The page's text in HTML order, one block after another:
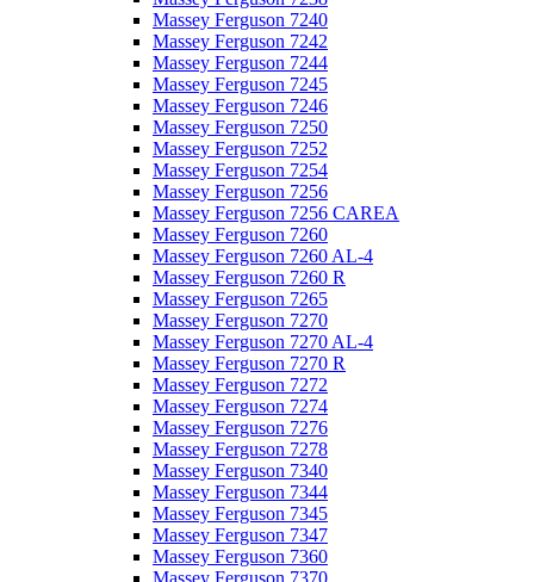
Massey Ferguson 7240
Massey Ferguson 7242
Massey Ferguson 7244
Massey Ferguson 7245
Massey Ferguson 7246
Massey Ferguson 7250
Massey Ferguson 7252
Massey Ferguson 7254
Massey Ferguson 7256
Massey Ferguson 7256 CAREA
Massey Ferguson 7260
Massey Ferguson 7260 AL-4
Massey Ferguson 7260 R
Massey Ferguson 7265
Massey Ferguson 7270
Massey Ferguson 7270 AL-4
Massey Ferguson 7270 R
Massey Ferguson 7272
Massey Ferguson 7274
Massey Ferguson 7276
Massey Ferguson 7278
Massey Ferguson 7340
Massey Ferguson 7344
Massey Ferguson 7345
Massey Ferguson 7347
Massey Ferguson 7360
Massey Ferguson 7370